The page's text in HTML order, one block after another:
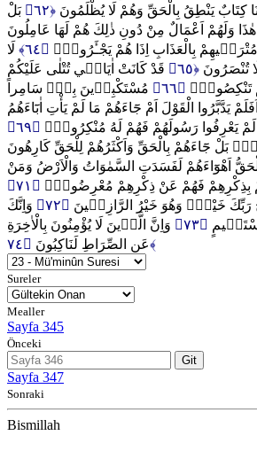
كِتَابٌ يَنْطِقُ بِالْحَقِّ وَهُمْ لَا يُظْلَمُونَ ﴿٦٢﴾
بَلْ
وَلَهُمْ اَعْمَالٌ مِنْ دُونِ ذٰلِكَ هُمْ لَهَا عَامِلُونَ
مُتْرَف۪يهِمْ بِالْعَذَابِ اِذَا هُمْ يَجْـَٔرُونَۜ ﴿٦٤﴾
لَا
تُنْصَرُونَ ﴿٦٥﴾
قَدْ كَانَتْ اٰيَات۪ي تُتْلٰى عَلَيْكُمْ
تَنْكِصُونَۙ ﴿٦٦﴾
مُسْتَكْبِر۪ينَ بِه۪ۗ سَامِراً
اَفَلَمْ يَدَّبَّرُوا الْقَوْلَ اَمْ جَٓاءَهُمْ مَا لَمْ يَأْتِ اٰبَٓاءَهُمُ
لَمْ يَعْرِفُوا رَسُولَهُمْ فَهُمْ لَهُ مُنْكِرُونَۘ ﴿٦٩﴾
بَلْ جَٓاءَهُمْ بِالْحَقِّ وَاَكْثَرُهُمْ لِلْحَقِّ كَارِهُونَ
الْحَقُّ اَهْوَٓاءَهُمْ لَفَسَدَتِ السَّمٰوَاتُ وَالْاَرْضُ وَمَنْ
بِذِكْرِهِمْ فَهُمْ عَنْ ذِكْرِهِمْ مُعْرِضُونَۜ ﴿٧١﴾
رَبِّكَ خَيْرٌۗ وَهُوَ خَيْرُ الرَّازِق۪ينَ ﴿٧٢﴾
وَاِنَّكَ
﴿٧٣﴾
وَاِنَّ الَّذ۪ينَ لَا يُؤْمِنُونَ بِالْاٰخِرَةِ
عَنِ الصِّرَاطِ لَنَاكِبُونَ﴿٧٤﴾
Sureler
Mealler
Sayfa 345
Önceki
Git
Sayfa 347
Sonraki
Bismillah